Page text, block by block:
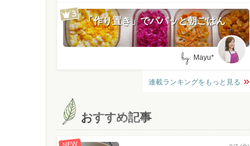
「作り置き」でパパッと朝ごはん
by: Mayu*
連載ランキングをもっと見る
おすすめ記事
NEW